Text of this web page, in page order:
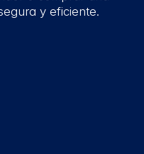
y eficiente.